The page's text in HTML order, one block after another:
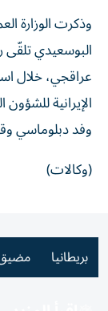
وذكرت الوزارة
البوسعيدي تلقّى
عراقجي، خلال
الإيرانية
وفد دبلوماسي
(وكالات)
بريطانيا